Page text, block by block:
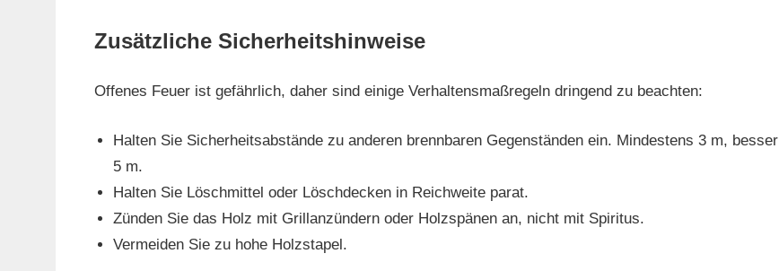
Zusätzliche Sicherheitshinweise
Offenes Feuer ist gefährlich, daher sind einige Verhaltensmaßregeln dringend zu beachten:
Halten Sie Sicherheitsabstände zu anderen brennbaren Gegenständen ein. Mindestens 3 m, besser
5 m.
Halten Sie Löschmittel oder Löschdecken in Reichweite parat.
Zünden Sie das Holz mit Grillanzündern oder Holzspänen an, nicht mit Spiritus.
Vermeiden Sie zu hohe Holzstapel.